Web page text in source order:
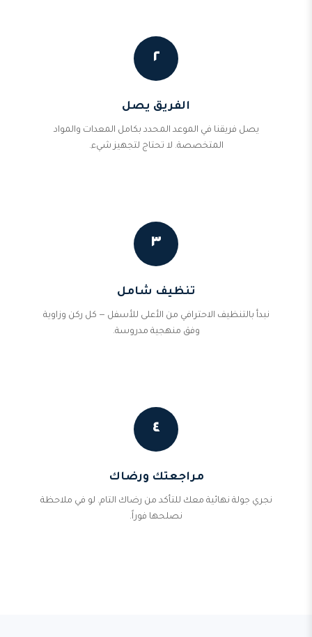
٢
الفريق يصل
يصل فريقنا في الموعد المحدد بكامل المعدات والمواد
المتخصصة. لا تحتاج لتجهيز شيء.
٣
تنظيف شامل
نبدأ بالتنظيف الاحترافي من الأعلى للأسفل — كل ركن وزاوية
وفق منهجية مدروسة.
٤
مراجعتك ورضاك
نجري جولة نهائية معك للتأكد من رضاك التام. لو في ملاحظة
نصلحها فوراً.